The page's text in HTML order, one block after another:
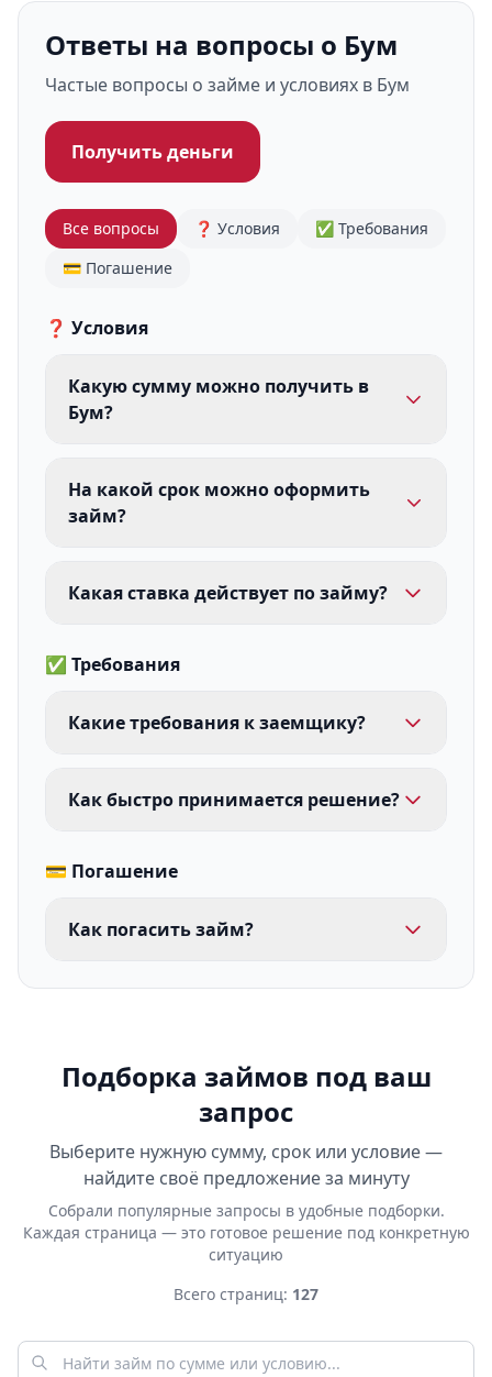
Ответы на вопросы о Бум
Частые вопросы о займе и условиях в Бум
Получить деньги
Все вопросы ❓ Условия
✅ Требования
💳 Погашение
❓ Условия
Какую сумму можно получить в
Бум?
На какой срок можно оформить
займ?
Какая ставка действует по займу?
✅ Требования
Какие требования к заемщику?
Как быстро принимается решение?
💳 Погашение
Как погасить займ?
Подборка займов под ваш
запрос
Выберите нужную сумму, срок или условие —
найдите своё предложение за минуту
Собрали популярные запросы в удобные подборки.
Каждая страница — это готовое решение под конкретную
ситуацию
Всего страниц: 127